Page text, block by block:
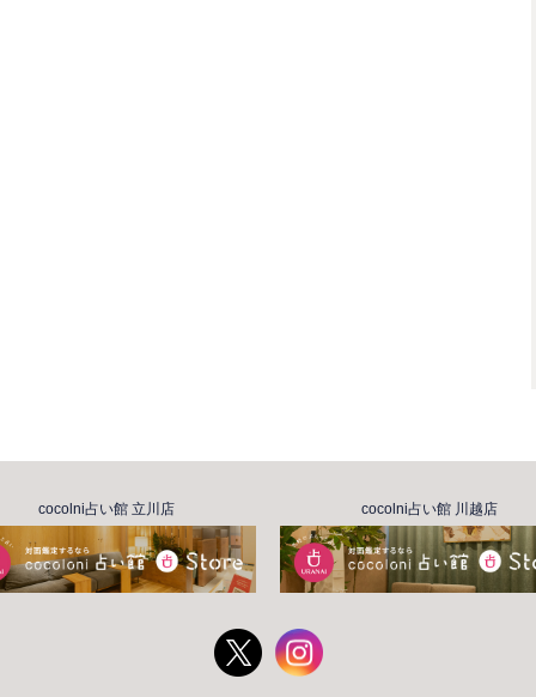
cocolni占い館 立川店 cocolni占い館 川越店